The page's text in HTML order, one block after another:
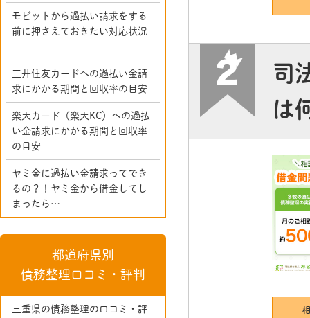
司
は
モビットから過払い請求をする
前に押さえておきたい対応状況
三井住友カードへの過払い金請
求にかかる期間と回収率の目安
楽天カード（楽天KC）への過払
い金請求にかかる期間と回収率
の目安
ヤミ金に過払い金請求ってでき
るの？！ヤミ金から借金してし
まったら…
都道府県別
債務整理口コミ・評判
三重県の債務整理の口コミ・評